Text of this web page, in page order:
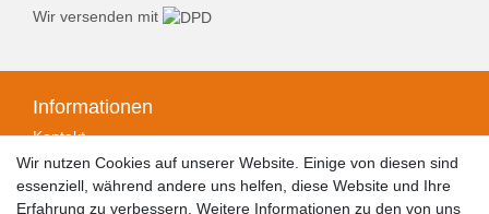
Wir versenden mit
Informationen
Kontakt
Zahlungsarten
Versandarten & -kosten
Widerrufsrecht
Wir nutzen Cookies auf unserer Website. Einige von diesen sind
essenziell, während andere uns helfen, diese Website und Ihre
Erfahrung zu verbessern. Weitere Informationen zu den von uns